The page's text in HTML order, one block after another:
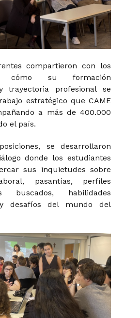
compartieron con los
cómo su formación
trayectoria profesional se
estratégico que CAME
a más de 400.000
el país.
se desarrollaron
donde los estudiantes
sus inquietudes sobre
pasantías, perfiles
buscados, habilidades
desafíos del mundo del